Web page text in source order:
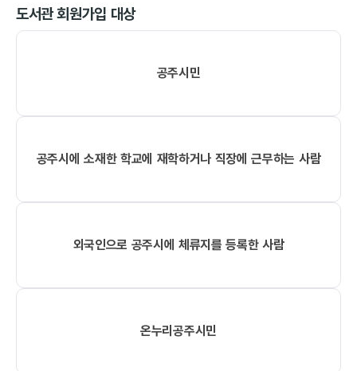
도서관 회원가입 대상
공주시민
공주시에 소재한 학교에 재학하거나 직장에 근무하는 사람
외국인으로 공주시에 체류지를 등록한 사람
온누리공주시민